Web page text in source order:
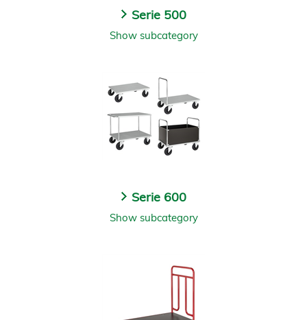
Serie 500
Show subcategory
Serie 600
Show subcategory